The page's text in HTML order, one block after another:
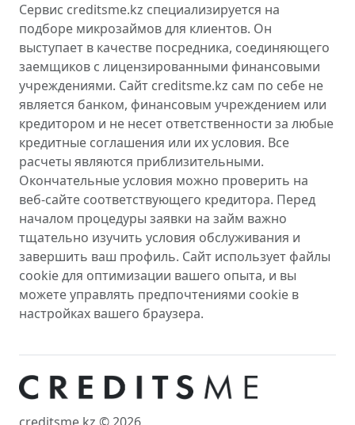
Сервис creditsme.kz специализируется на
подборе микрозаймов для клиентов. Он
выступает в качестве посредника, соединяющего
заемщиков с лицензированными финансовыми
учреждениями. Сайт creditsme.kz сам по себе не
является банком, финансовым учреждением или
кредитором и не несет ответственности за любые
кредитные соглашения или их условия. Все
расчеты являются приблизительными.
Окончательные условия можно проверить на
веб-сайте соответствующего кредитора. Перед
началом процедуры заявки на займ важно
тщательно изучить условия обслуживания и
завершить ваш профиль. Сайт использует файлы
cookie для оптимизации вашего опыта, и вы
можете управлять предпочтениями cookie в
настройках вашего браузера.